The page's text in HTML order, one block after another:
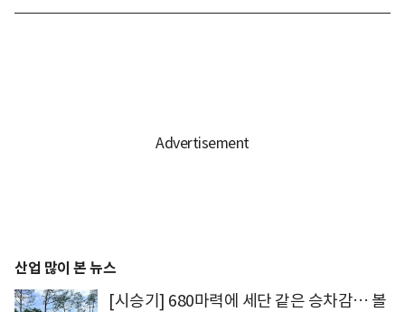
산업 많이 본 뉴스
[시승기] 680마력에 세단 같은 승차감… 볼